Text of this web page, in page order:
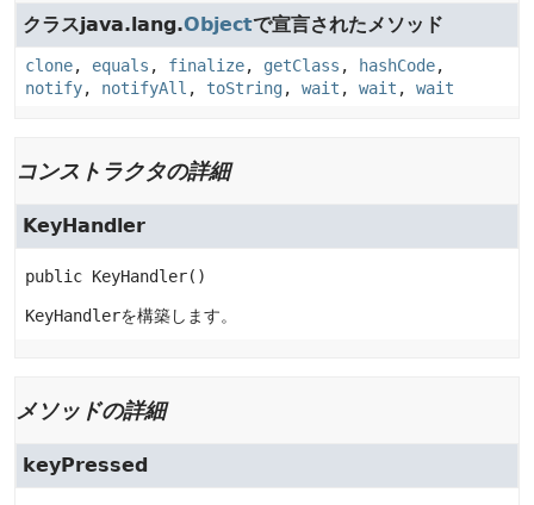
クラスjava.lang.Objectで宣言されたメソッド
clone, equals , finalize, getClass , hashCode,
notify, notifyAll , toString, wait , wait , wait
コンストラクタの詳細
KeyHandler
public KeyHandler()
KeyHandlerを構築します。
メソッドの詳細
keyPressed